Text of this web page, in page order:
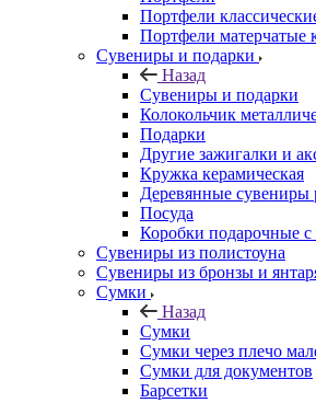
Портфели
Портфели матерчатые
Сувениры и подарки
Назад
Сувениры и подарки
Колокольчик
Подарки
Другие зажигалки и
Кружка керамическая
Деревянные сувениры
Посуда
Коробки подарочные
Сувениры из полистоуна
Сувениры из бронзы и
Сумки
Назад
Сумки
Сумки через плечо
Сумки для документов
Барсетки